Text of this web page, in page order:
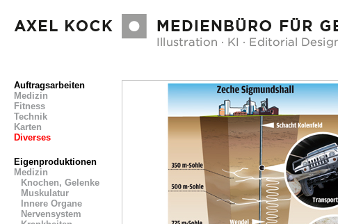
Auftragsarbeiten
Medizin
Fitness
Technik
Karten
Diverses
Eigenproduktionen
Medizin
Knochen, Gelenke
Muskulatur
Innere Organe
Nervensystem